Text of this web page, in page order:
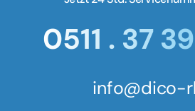
0511 . 37
info@dico-